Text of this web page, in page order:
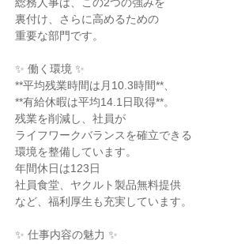
裏付け、さらに高めるための
重要な部門です。
✨ 働く環境 ✨
**平均残業時間は月10.3時間**、
**有給休暇は平均14.1日取得**。
残業を削減し、社員が
ライフワークバランスを確立できる
環境を整備しています。
年間休日は123日
社員食堂、ヤクルト製品無料提供
など、福利厚生も充実しています。
✨ 仕事内容の魅力 ✨